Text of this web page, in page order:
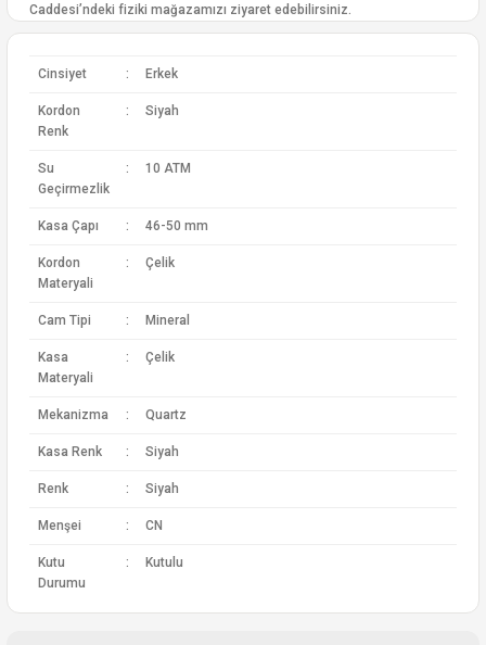
Caddesi’ndeki fiziki mağazamızı ziyaret edebilirsiniz.
Cinsiyet : Erkek
Kordon
Renk
: Siyah
Su
Geçirmezlik
: 10 ATM
Kasa Çapı : 46-50 mm
Kordon
Materyali
: Çelik
Cam Tipi : Mineral
Kasa
Materyali
: Çelik
Mekanizma : Quartz
Kasa Renk : Siyah
Renk : Siyah
Menşei : CN
Kutu
Durumu
: Kutulu